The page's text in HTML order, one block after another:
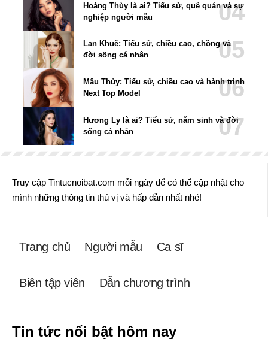
Hoàng Thùy là ai? Tiểu sử, quê quán và sự
nghiệp người mẫu
Lan Khuê: Tiểu sử, chiều cao, chồng và
đời sống cá nhân
Mâu Thủy: Tiểu sử, chiều cao và hành trình
Next Top Model
Hương Ly là ai? Tiểu sử, năm sinh và đời
sống cá nhân
Truy cập Tintucnoibat.com mỗi ngày để có thể cập nhật cho
mình những thông tin thú vị và hấp dẫn nhất nhé!
Trang chủ Người mẫu Ca sĩ
Biên tập viên Dẫn chương trình
Tin tức nổi bật hôm nay